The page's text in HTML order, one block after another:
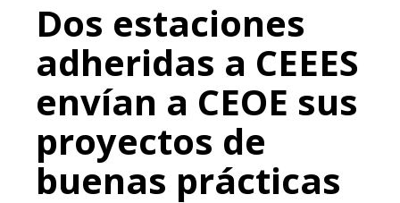
Dos estaciones
adheridas a CEEES
envían a CEOE sus
proyectos de
buenas prácticas